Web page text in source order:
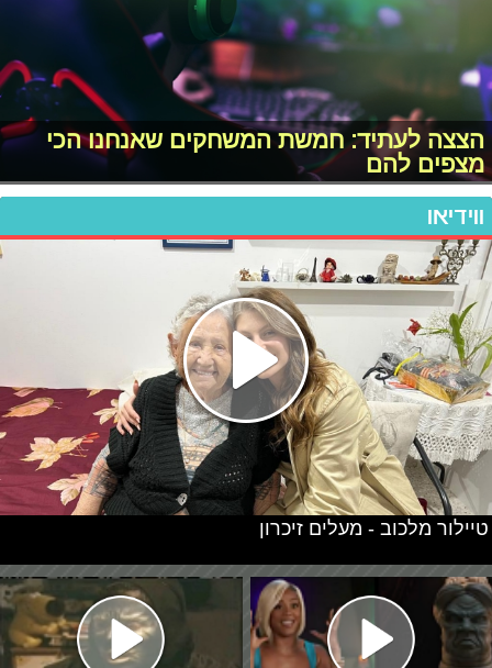
הצצה לעתיד: חמשת המשחקים שאנחנו הכי
מצפים להם
ווידיאו
טיילור מלכוב - מעלים זיכרון